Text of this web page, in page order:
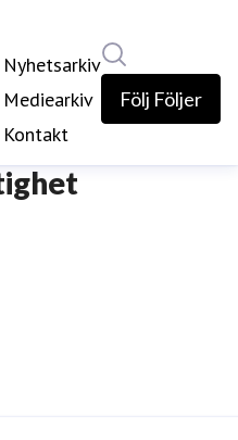
Nyhetsarkiv
Mediearkiv
Kontakt
Följ Följer